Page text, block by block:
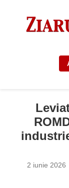
2 iunie 2026